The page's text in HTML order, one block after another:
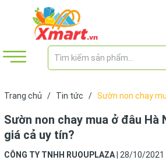
Trang chủ / Tin tức / Sườn non chay
Sườn non chay mua ở đâu Hà
giá cả uy tín?
CÔNG TY TNHH RUOUPLAZA 28/10/2021